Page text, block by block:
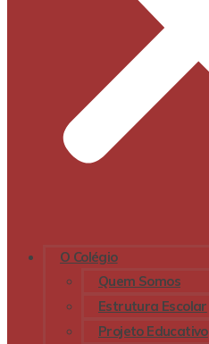
O Colégio
Quem Somos
Estrutura Escolar
Projeto Educativo